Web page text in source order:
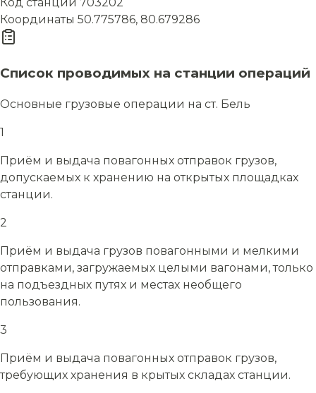
Координаты 50.775786, 80.679286
Список проводимых на станции операций
Основные грузовые операции на ст. Бель
1
Приём и выдача повагонных отправок грузов,
допускаемых к хранению на открытых площадках
станции.
2
Приём и выдача грузов повагонными и мелкими
отправками, загружаемых целыми вагонами, только
на подъездных путях и местах необщего
пользования.
3
Приём и выдача повагонных отправок грузов,
требующих хранения в крытых складах станции.